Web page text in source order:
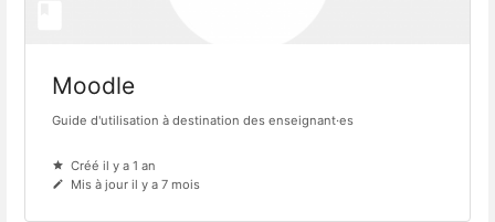
Moodle
Guide d'utilisation à destination des enseignant·es
Créé il y a 1 an
Mis à jour il y a 7 mois